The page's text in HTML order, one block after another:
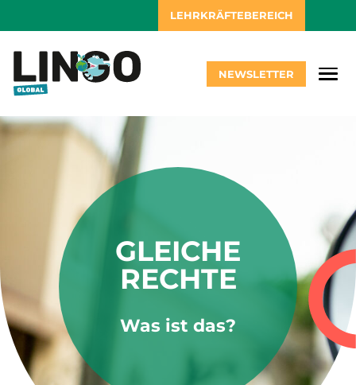
LEHRKRÄFTEBEREICH
NEWSLETTER
GLEICHE
RECHTE
Was ist das?